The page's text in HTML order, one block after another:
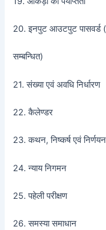
20. इनपुट आउटपुट पासवर्ड
सम्बन्धित)
21. संख्या एवं अवधि निर्धारण
22. कैलेण्डर
23. कथन, निष्कर्ष एवं निर्णयन
24. न्याय निगमन
25. पहेली परीक्षण
26. समस्या समाधान